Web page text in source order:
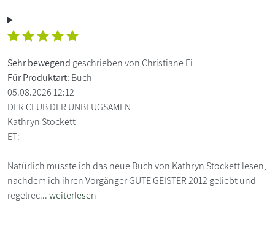
Sehr bewegend geschrieben von Christiane Fi
Für Produktart: Buch
05.08.2026 12:12
DER CLUB DER UNBEUGSAMEN
Kathryn Stockett
ET:
Natürlich musste ich das neue Buch von Kathryn Stockett lesen,
nachdem ich ihren Vorgänger GUTE GEISTER 2012 geliebt und
regelrec...weiterlesen